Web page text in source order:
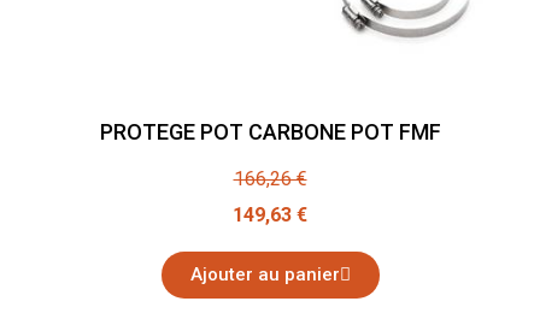
PROTEGE POT CARBONE POT FMF
166,26 €
149,63 €
Ajouter au panier